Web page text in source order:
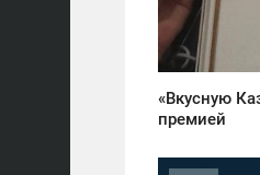
1 472
«Вкусную
премией